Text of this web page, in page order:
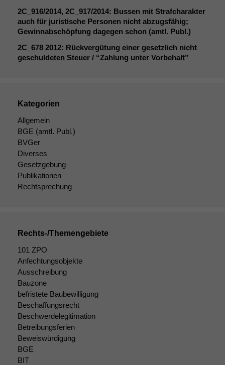
2C_916/2014, 2C_917/2014: Bussen mit Strafcharakter
auch für juristische Personen nicht abzugsfähig;
Gewinnabschöpfung dagegen schon (amtl. Publ.)
2C_678 2012: Rückvergütung einer gesetzlich nicht
geschuldeten Steuer / “Zahlung unter Vorbehalt”
Kategorien
Allgemein
BGE (amtl. Publ.)
BVGer
Diverses
Gesetzgebung
Publikationen
Rechtsprechung
Rechts-/Themengebiete
101 ZPO
Anfechtungsobjekte
Ausschreibung
Bauzone
befristete Baubewilligung
Beschaffungsrecht
Beschwerdelegitimation
Betreibungsferien
Beweiswürdigung
BGE
BIT
nicht
optional, es
braucht sie,
Website
korrekt